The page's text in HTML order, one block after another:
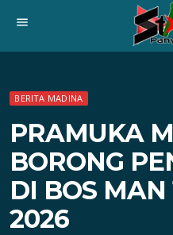
menu
BERITA MADINA
PRAMUKA
BORONG
DI BOS MAN
2026